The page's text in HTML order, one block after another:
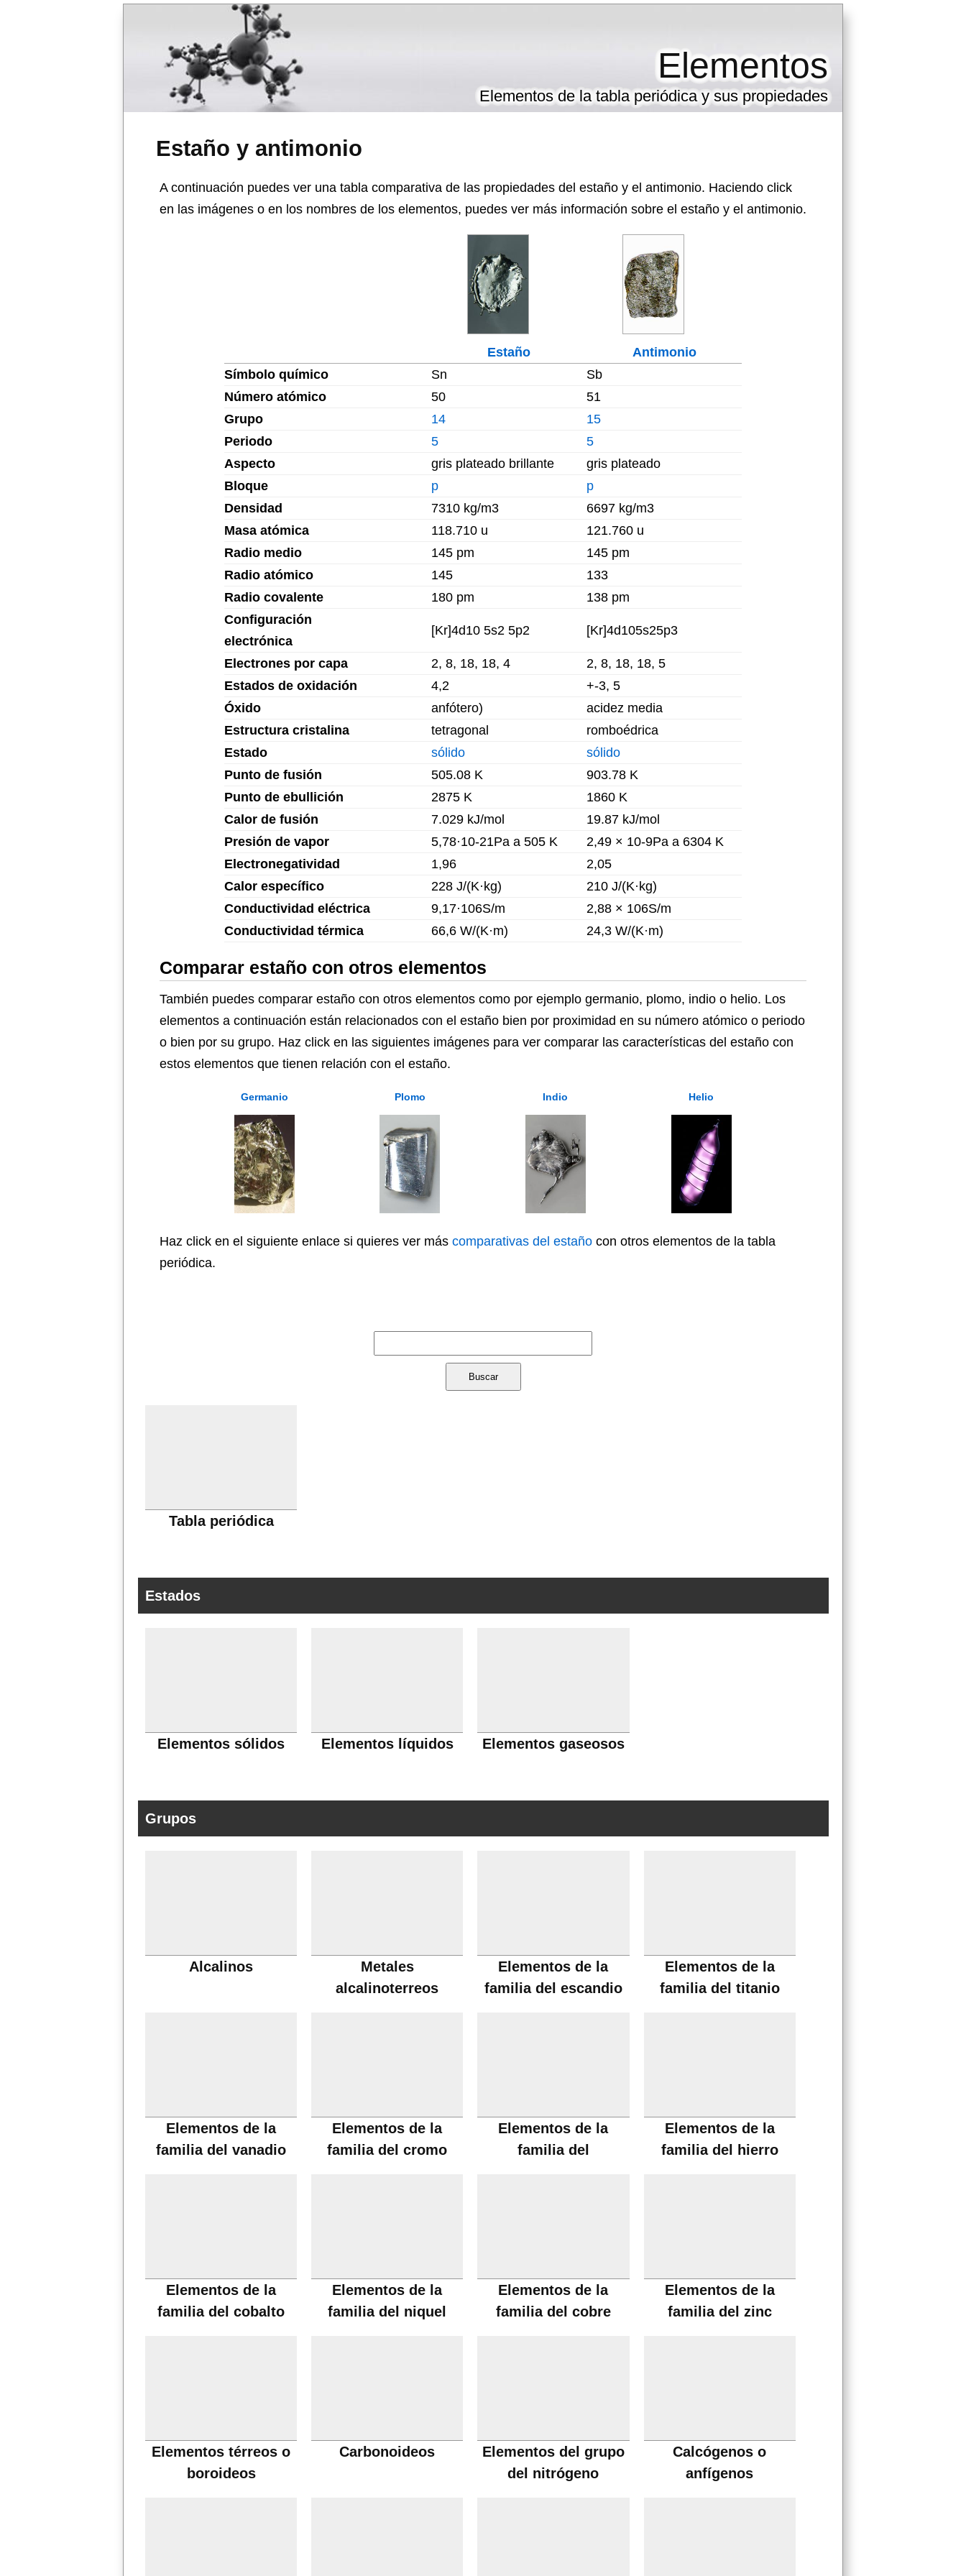
Estaño y antimonio
Elementos
Elementos de la tabla periódica y sus propiedades
A continuación puedes ver una tabla comparativa de las propiedades del estaño y el antimonio. Haciendo click
en las imágenes o en los nombres de los elementos, puedes ver más información sobre el estaño y el antimonio.
Estaño
Antimonio
Símbolo químico
Sn
Sb
Número atómico
50
51
Grupo
14
15
Periodo
5
5
Aspecto
gris plateado brillante
gris plateado
Bloque
p
p
Densidad
7310 kg/m3
6697 kg/m3
Masa atómica
118.710 u
121.760 u
Radio medio
145 pm
145 pm
Radio atómico
145
133
Radio covalente
180 pm
138 pm
Configuración
electrónica
[Kr]4d10 5s2 5p2 [Kr]4d105s25p3
Electrones por capa 2, 8, 18, 18, 4
2, 8, 18, 18, 5
Estados de oxidación
4,2
+-3, 5
Óxido
anfótero)
acidez media
Estructura cristalina
tetragonal
romboédrica
Estado
sólido
sólido
Punto de fusión
505.08 K
903.78 K
Punto de ebullición
2875 K
1860 K
Calor de fusión
7.029 kJ/mol
19.87 kJ/mol
Presión de vapor
5,78·10-21Pa a 505 K
2,49 × 10-9Pa a 6304 K
Electronegatividad
1,96
2,05
Calor específico
228 J/(K·kg)
210 J/(K·kg)
Conductividad eléctrica
9,17·106S/m
2,88 × 106S/m
Conductividad térmica
66,6 W/(K·m) 24,3 W/(K·m)
Comparar estaño con otros elementos
También puedes comparar estaño con otros elementos como por ejemplo germanio, plomo, indio o helio. Los
elementos a continuación están relacionados con el estaño bien por proximidad en su número atómico o periodo
o bien por su grupo. Haz click en las siguientes imágenes para ver comparar las características del estaño con
estos elementos que tienen relación con el estaño.
Germanio Plomo Indio Helio
Haz click en el siguiente enlace si quieres ver más comparativas del estaño con otros elementos de la tabla
periódica.
Tabla periódica
Estados
Elementos sólidos Elementos líquidos Elementos gaseosos
Grupos
Alcalinos
Metales
alcalinoterreos
Elementos de la
familia del escandio
Elementos de la
familia del titanio
Elementos de la
familia del vanadio
Elementos de la
familia del cromo
Elementos de la
familia del
Elementos de la
familia del hierro
Elementos de la
familia del cobalto
Elementos de la
familia del niquel
Elementos de la
familia del cobre
Elementos de la
familia del zinc
Elementos térreos o
boroideos
Carbonoideos
Elementos del grupo
del nitrógeno
Calcógenos o
anfígenos